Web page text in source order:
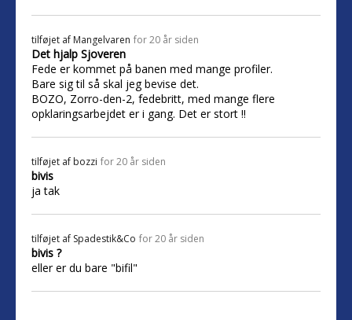
tilføjet af Mangelvaren for 20 år siden
Det hjalp Sjoveren
Fede er kommet på banen med mange profiler.
Bare sig til så skal jeg bevise det.
BOZO, Zorro-den-2, fedebritt, med mange flere
opklaringsarbejdet er i gang. Det er stort !!
tilføjet af bozzi for 20 år siden
bivis
ja tak
tilføjet af Spadestik&Co for 20 år siden
bivis ?
eller er du bare "bifil"